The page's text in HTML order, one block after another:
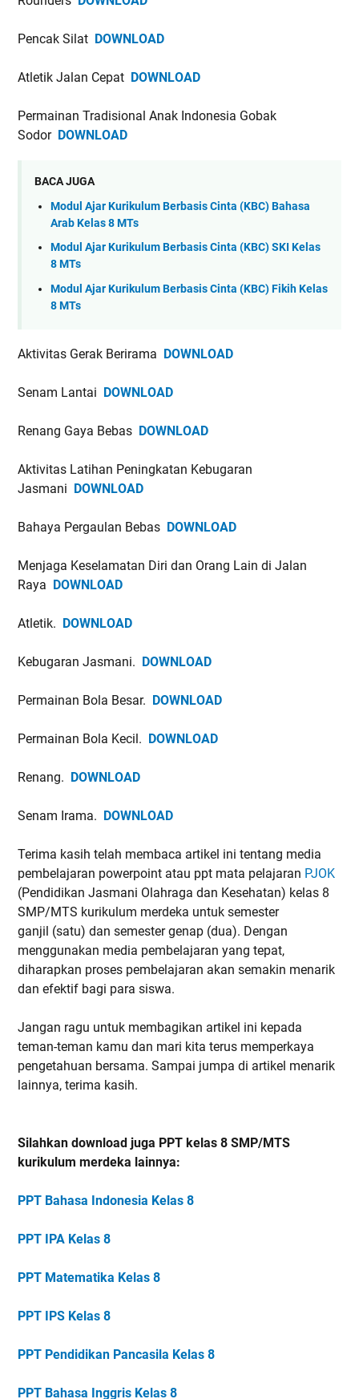
Pencak Silat DOWNLOAD
Atletik Jalan Cepat DOWNLOAD
Permainan Tradisional Anak Indonesia Gobak
Sodor DOWNLOAD
BACA JUGA
Modul Ajar Kurikulum Berbasis Cinta (KBC) Bahasa
Arab Kelas 8 MTs
Modul Ajar Kurikulum Berbasis Cinta (KBC) SKI Kelas
8 MTs
Modul Ajar Kurikulum Berbasis Cinta (KBC) Fikih Kelas
8 MTs
Aktivitas Gerak Berirama DOWNLOAD
Senam Lantai DOWNLOAD
Renang Gaya Bebas DOWNLOAD
Aktivitas Latihan Peningkatan Kebugaran
Jasmani
DOWNLOAD
Bahaya Pergaulan Bebas DOWNLOAD
Menjaga Keselamatan Diri dan Orang Lain di Jalan
Raya
DOWNLOAD
Atletik. DOWNLOAD
Kebugaran Jasmani. DOWNLOAD
Permainan Bola Besar. DOWNLOAD
Permainan Bola Kecil. DOWNLOAD
Renang. DOWNLOAD
Senam Irama. DOWNLOAD
Terima kasih telah membaca artikel ini tentang media
pembelajaran powerpoint atau ppt mata pelajaran PJOK
(Pendidikan Jasmani Olahraga dan Kesehatan) kelas 8
SMP/MTS kurikulum merdeka untuk semester
ganjil (satu) dan semester genap (dua). Dengan
menggunakan media pembelajaran yang tepat,
diharapkan proses pembelajaran akan semakin menarik
dan efektif bagi para siswa.
Jangan ragu untuk membagikan artikel ini kepada
teman-teman kamu dan mari kita terus memperkaya
pengetahuan bersama. Sampai jumpa di artikel menarik
lainnya, terima kasih.
Silahkan download juga PPT kelas 8 SMP/MTS
kurikulum merdeka lainnya:
PPT Bahasa Indonesia Kelas 8
PPT IPA Kelas 8
PPT Matematika Kelas 8
PPT IPS Kelas 8
PPT Pendidikan Pancasila Kelas 8
PPT Bahasa Inggris Kelas 8